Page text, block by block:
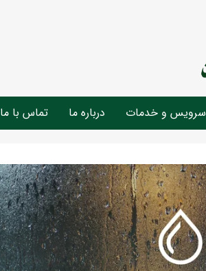
سرویس و خدمات درباره ما تماس با ما